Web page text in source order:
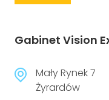
Gabinet Vision
Mały Rynek 7
Żyrardów